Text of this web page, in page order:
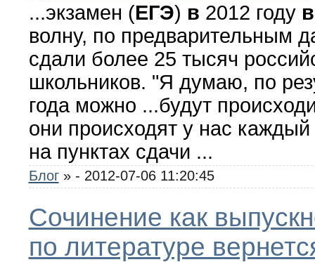
...экзамен (ЕГЭ) в 2012 году в
волну, по предварительным
сдали более 25 тысяч
школьников. "Я думаю, по
года можно ...будут
они происходят у нас
на пунктах сдачи ...
Блог » - 2012-07-06 11:20:45
Сочинение как
по литературе